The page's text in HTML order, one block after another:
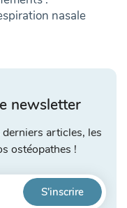
nasale
newsletter
articles, les
ostéopathes !